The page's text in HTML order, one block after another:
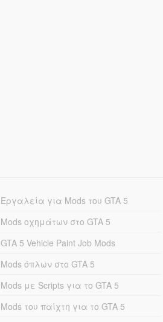
Εργαλεία για Mods του GTA 5
Mods οχημάτων στο GTA 5
GTA 5 Vehicle Paint Job Mods
Mods όπλων στο GTA 5
Mods με Scripts για το GTA 5
Mods του παίχτη για το GTA 5